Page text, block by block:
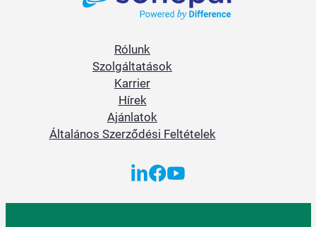
Rólunk
Szolgáltatások
Karrier
Hírek
Ajánlatok
Általános Szerződési Feltételek